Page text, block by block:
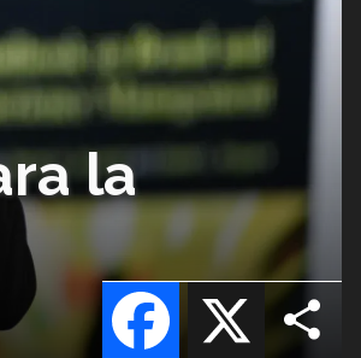
la
X
Facebook